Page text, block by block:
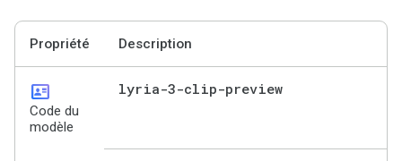
Propriété Description
id_card
Code du
modèle
lyria-3-clip-preview